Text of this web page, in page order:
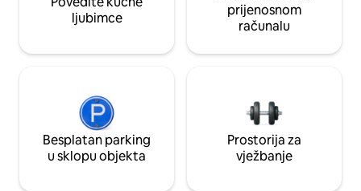
ljubimce
prijenosnom
računalu
Besplatan parking
u sklopu objekta
Prostorija za
vježbanje